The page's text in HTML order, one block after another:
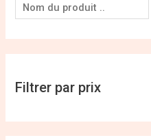
Filtrer par prix